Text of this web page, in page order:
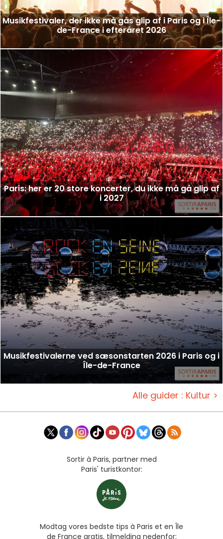
Musikfestivaler, der ikke må gås glip af i Paris og i Île-
de-France i efteråret 2026
Paris: her er 20 store koncerter, du ikke må gå glip af
i 2027
Musikfestivalerne ved sæsonstarten 2026 i Paris og i
Île-de-France
Alle guider : Kultur >
Sortir à Paris, partner med
Paris' turistkontor:
Modtag vores bedste tips à Paris et en Île
de France gratis, tilmelding nedenfor: